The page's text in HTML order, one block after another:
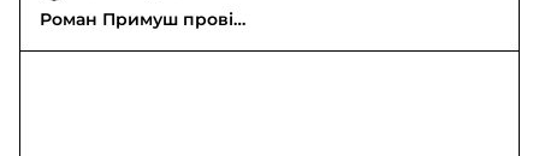
Роман Примуш провів
робочу зустріч з DEMA